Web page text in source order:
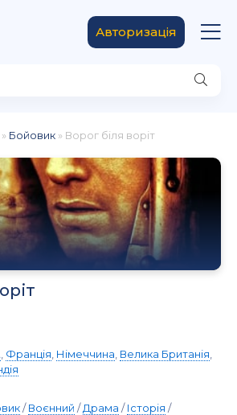
Авторизація
» Бойовик » Ворог біля воріт
Франція Німеччина Велика Британія
/Воєнний /Драма /Історія /